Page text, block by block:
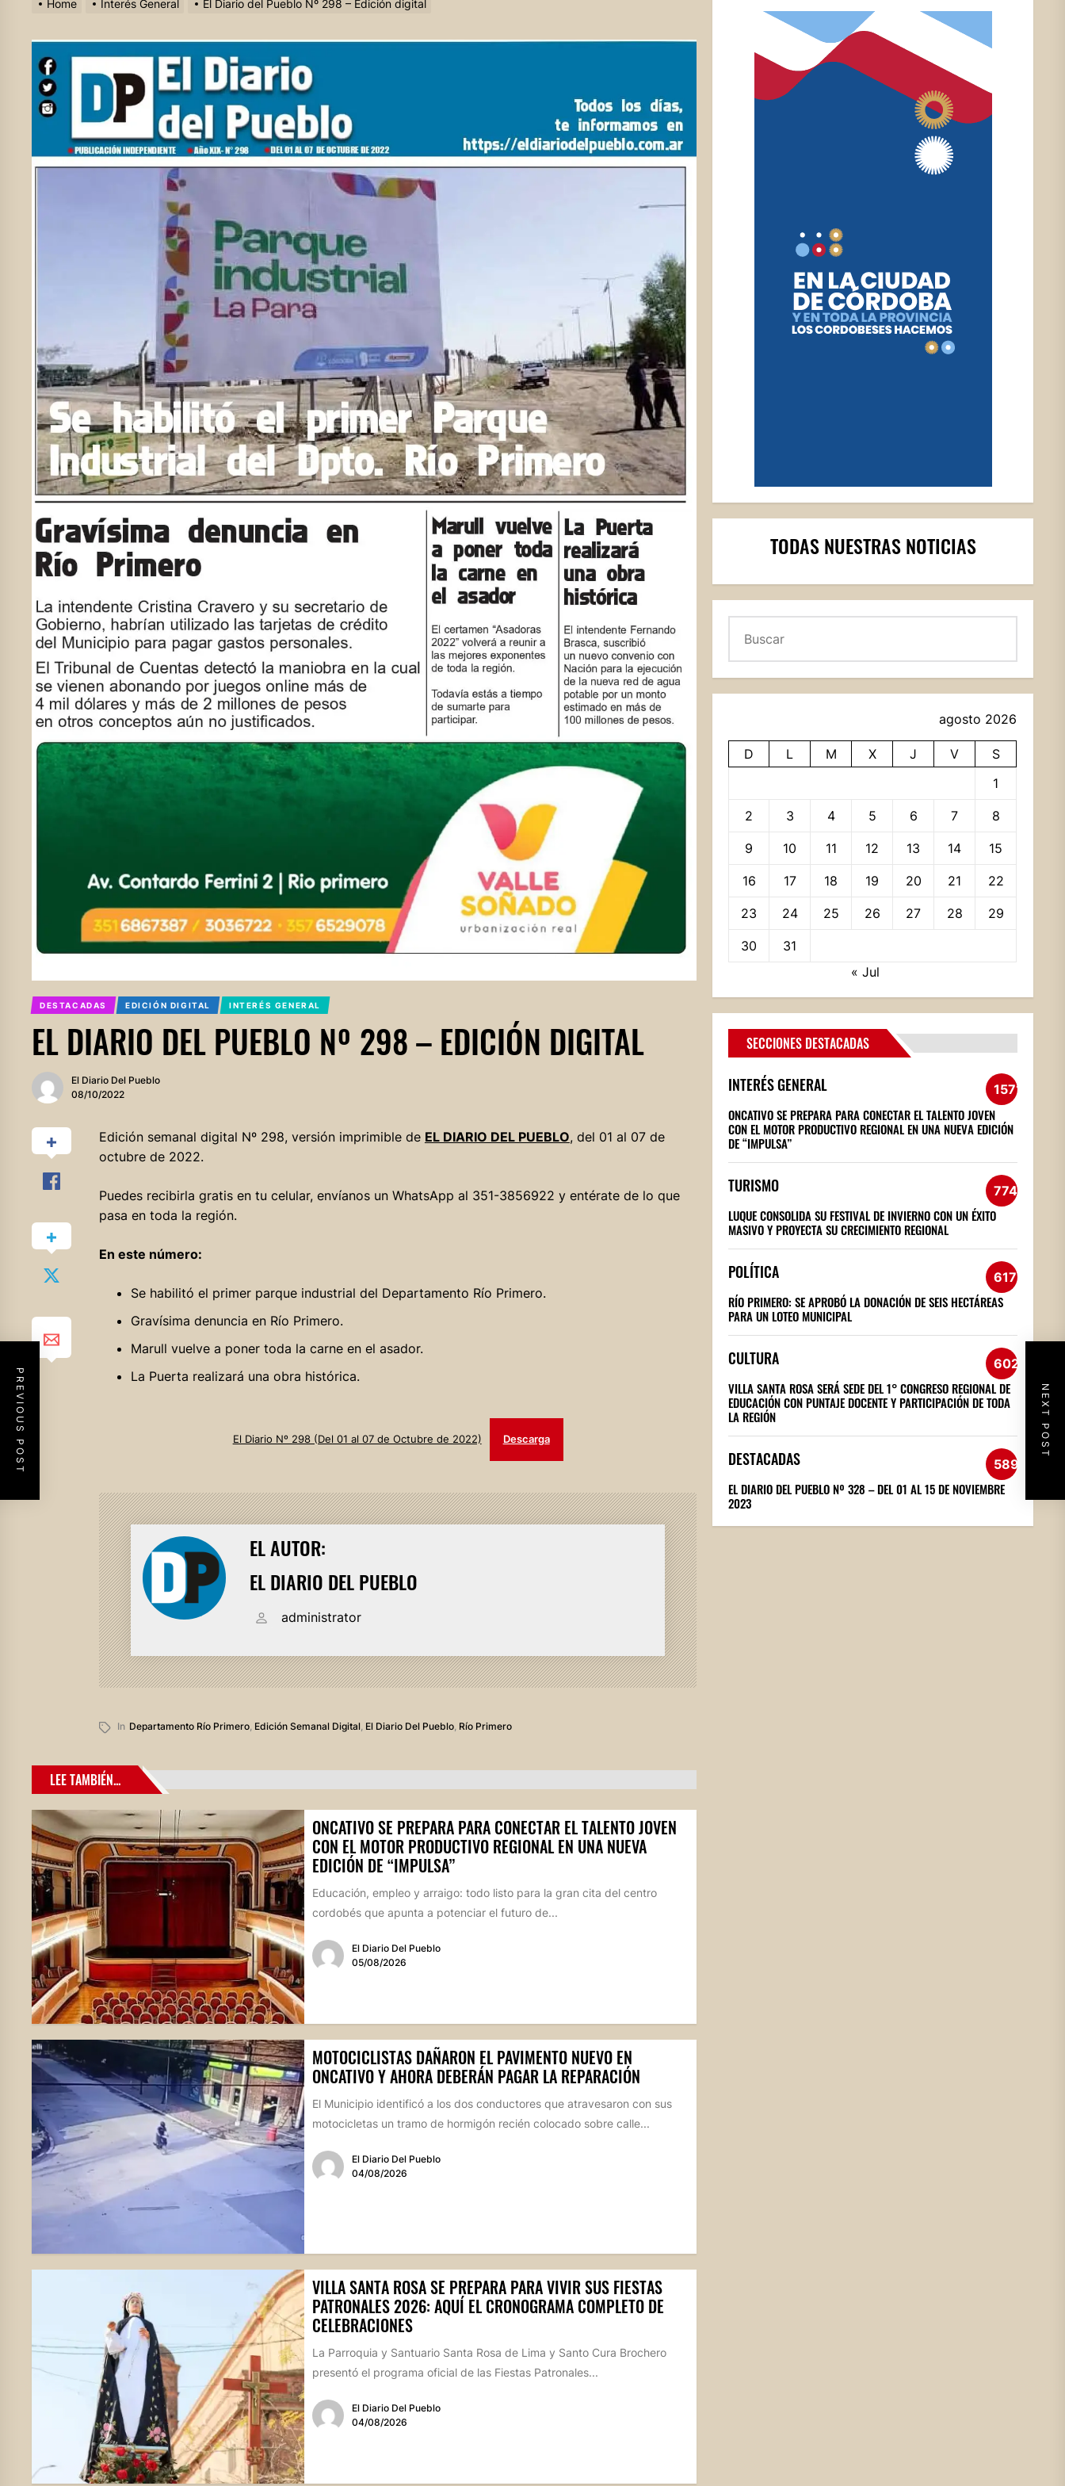
Home Interés General El Diario del Pueblo Nº 298 – Edición digital
DESTACADAS EDICIÓN DIGITAL INTERÉS GENERAL
EL DIARIO DEL PUEBLO Nº 298 – EDICIÓN DIGITAL
El Diario Del Pueblo
08/10/2022
Edición semanal digital Nº 298, versión imprimible de EL DIARIO DEL PUEBLO, del 01 al 07 de
octubre de 2022.
Puedes recibirla gratis en tu celular, envíanos un WhatsApp al 351-3856922 y entérate de lo que
pasa en toda la región.
En este número:
Se habilitó el primer parque industrial del Departamento Río Primero.
Gravísima denuncia en Río Primero.
Marull vuelve a poner toda la carne en el asador.
La Puerta realizará una obra histórica.
El Diario Nº 298 (Del 01 al 07 de Octubre de 2022) Descarga
EL AUTOR:
EL DIARIO DEL PUEBLO
administrator
In Departamento Río Primero, Edición Semanal Digital, El Diario Del Pueblo, Río Primero
PREVIOUS POST NEXT POST
LEE TAMBIÉN...
ONCATIVO SE PREPARA PARA CONECTAR EL TALENTO JOVEN
CON EL MOTOR PRODUCTIVO REGIONAL EN UNA NUEVA
EDICIÓN DE “IMPULSA”
Educación, empleo y arraigo: todo listo para la gran cita del centro
cordobés que apunta a potenciar el futuro de...
El Diario Del Pueblo
05/08/2026
MOTOCICLISTAS DAÑARON EL PAVIMENTO NUEVO EN
ONCATIVO Y AHORA DEBERÁN PAGAR LA REPARACIÓN
El Municipio identificó a los dos conductores que atravesaron con sus
motocicletas un tramo de hormigón recién colocado sobre calle...
El Diario Del Pueblo
04/08/2026
VILLA SANTA ROSA SE PREPARA PARA VIVIR SUS FIESTAS
PATRONALES 2026: AQUÍ EL CRONOGRAMA COMPLETO DE
CELEBRACIONES
La Parroquia y Santuario Santa Rosa de Lima y Santo Cura Brochero
presentó el programa oficial de las Fiestas Patronales...
El Diario Del Pueblo
04/08/2026
TODAS NUESTRAS NOTICIAS
agosto 2026
D L M X J V
S
1
2 3 4 5 6 7 8
9 10 11 12 13 14 15
16 17 18 19 20 21 22
23 24 25 26 27 28 29
30
31
« Jul
SECCIONES DESTACADAS
INTERÉS GENERAL 1571
ONCATIVO SE PREPARA PARA CONECTAR EL TALENTO JOVEN
CON EL MOTOR PRODUCTIVO REGIONAL EN UNA NUEVA EDICIÓN
DE “IMPULSA”
TURISMO 774
LUQUE CONSOLIDA SU FESTIVAL DE INVIERNO CON UN ÉXITO
MASIVO Y PROYECTA SU CRECIMIENTO REGIONAL
POLÍTICA 617
RÍO PRIMERO: SE APROBÓ LA DONACIÓN DE SEIS HECTÁREAS
PARA UN LOTEO MUNICIPAL
CULTURA 602
VILLA SANTA ROSA SERÁ SEDE DEL 1° CONGRESO REGIONAL DE
EDUCACIÓN CON PUNTAJE DOCENTE Y PARTICIPACIÓN DE TODA
LA REGIÓN
DESTACADAS 589
EL DIARIO DEL PUEBLO Nº 328 – DEL 01 AL 15 DE NOVIEMBRE
2023